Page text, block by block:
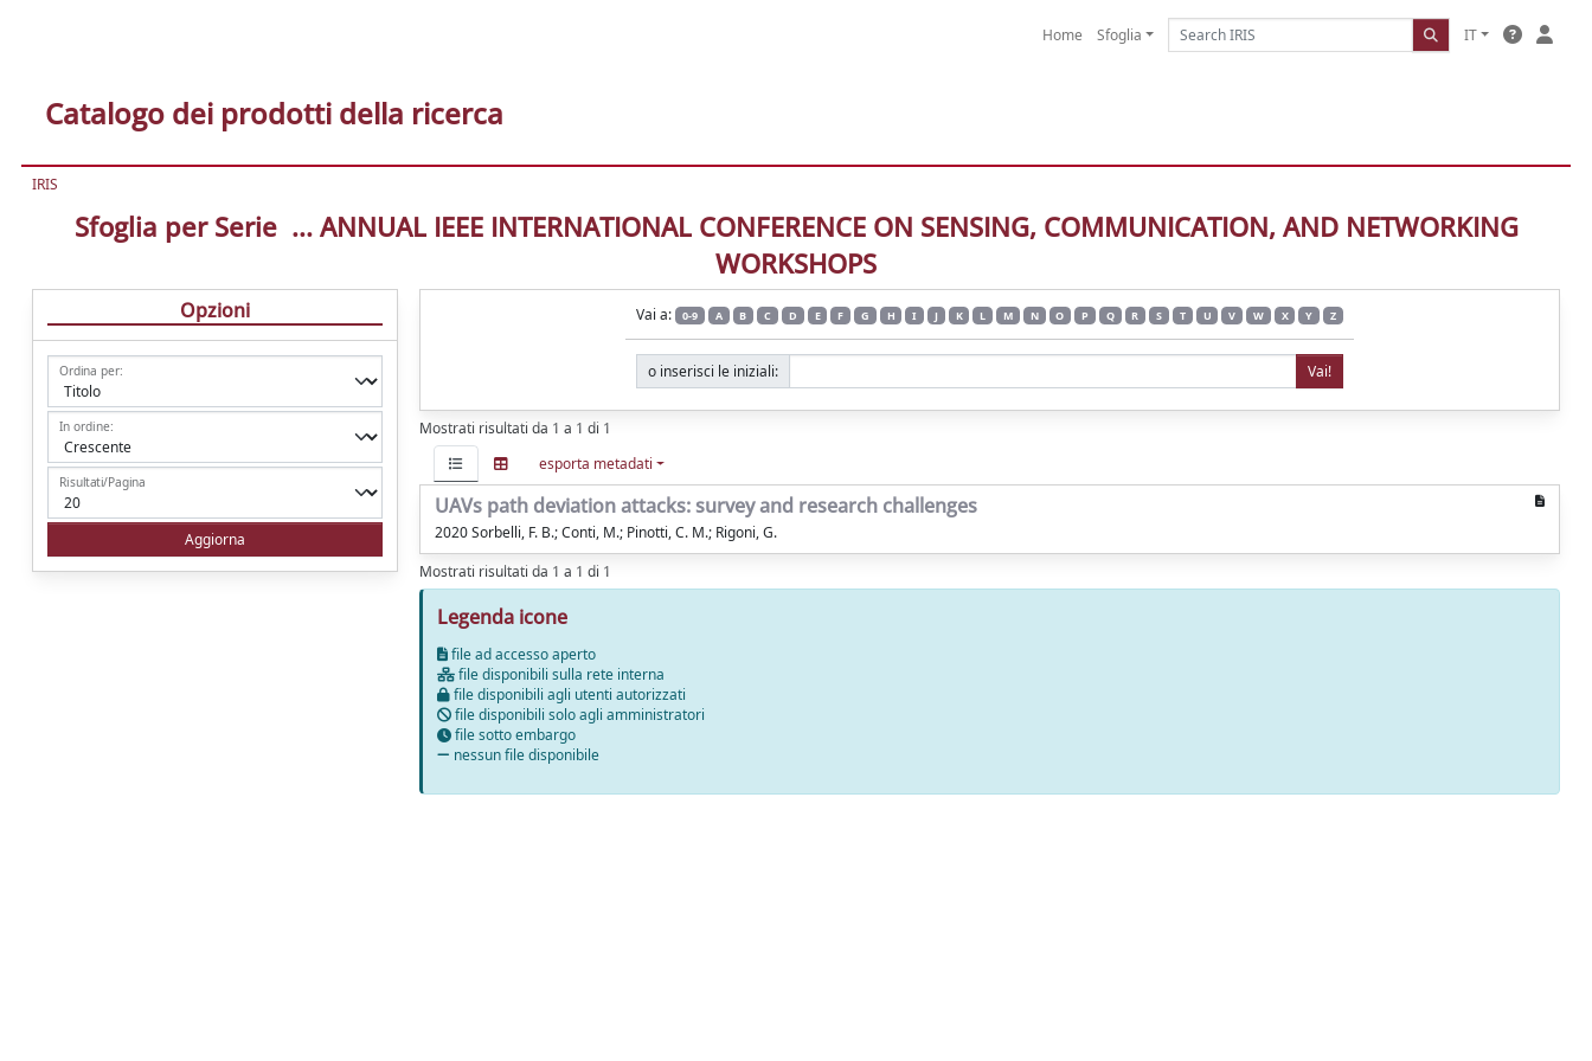
Home Sfoglia IT
Catalogo dei prodotti della ricerca
IRIS
Sfoglia per Serie ... ANNUAL IEEE INTERNATIONAL CONFERENCE ON SENSING, COMMUNICATION, AND NETWORKING
WORKSHOPS
Opzioni
Ordina per:
In ordine:
Risultati/Pagina
Vai a: 0-9 A B C D E F G H I J K L M N O P Q R S T U V W X Y Z
o inserisci le iniziali:
Mostrati risultati da 1 a 1 di 1
esporta metadati
UAVs path deviation attacks: survey and research challenges
2020 Sorbelli, F. B.; Conti, M.; Pinotti, C. M.; Rigoni, G.
Mostrati risultati da 1 a 1 di 1
Legenda icone
file ad accesso aperto
file disponibili sulla rete interna
file disponibili agli utenti autorizzati
file disponibili solo agli amministratori
file sotto embargo
nessun file disponibile